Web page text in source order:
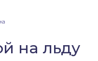
на льду